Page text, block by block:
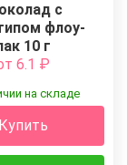
с
флоу-
10 г
6.1 ₽
на складе
Купить